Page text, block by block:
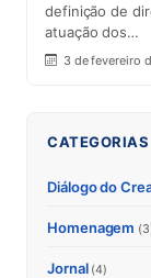
definição de
atuação dos…
3 de fevereiro
CATEGORIAS
Diálogo do
Homenagem
Jornal (4)